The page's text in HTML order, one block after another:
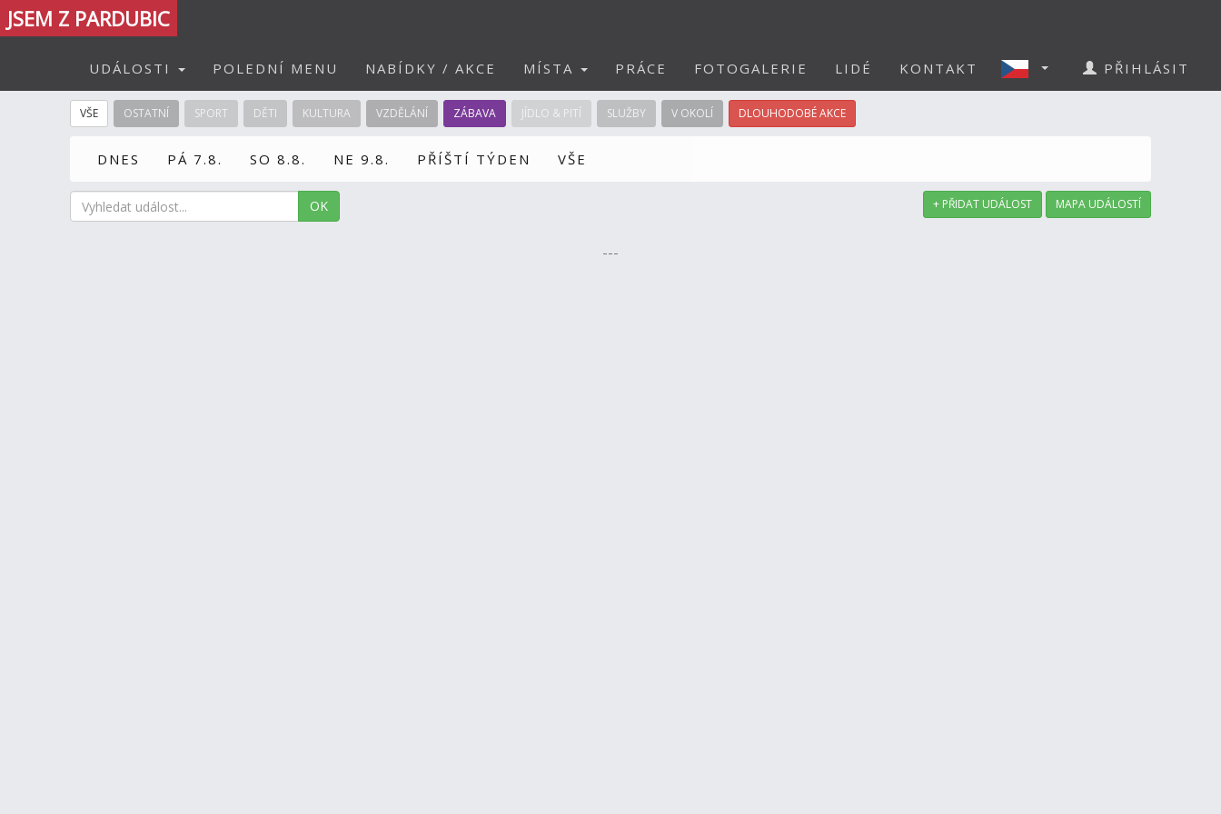
JSEM Z PARDUBIC
UDÁLOSTI POLEDNÍ MENU NABÍDKY / AKCE MÍSTA PRÁCE FOTOGALERIE LIDÉ KONTAKT PŘIHLÁSIT
VŠE OSTATNÍ SPORT DĚTI KULTURA VZDĚLÁNÍ ZÁBAVA JÍDLO & PITÍ SLUŽBY V OKOLÍ DLOUHODOBÉ AKCE
DNES PÁ 7.8. SO 8.8. NE 9.8. PŘÍŠTÍ TÝDEN VŠE
OK + PŘIDAT UDÁLOST MAPA UDÁLOSTÍ
---